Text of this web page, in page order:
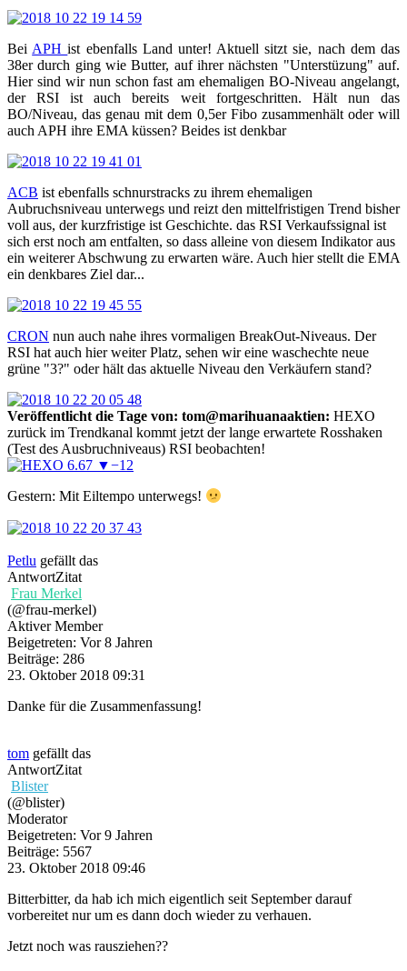
BeiAPHist ebenfalls Land unter! Aktuell sitzt sie, nach dem das
38er durch ging wie Butter, auf ihrer nächsten "Unterstüzung" auf.
Hier sind wir nun schon fast am ehemaligen BO-Niveau angelangt,
der RSI ist auch bereits weit fortgeschritten. Hält nun das
BO/Niveau, das genau mit dem 0,5er Fibo zusammenhält oder will
auch APH ihre EMA küssen? Beides ist denkbar
ACB ist ebenfalls schnurstracks zu ihrem ehemaligen
Aubruchsniveau unterwegs und reizt den mittelfristigen Trend bisher
voll aus, der kurzfristige ist Geschichte. das RSI Verkaufssignal ist
sich erst noch am entfalten, so dass alleine von diesem Indikator aus
ein weiterer Abschwung zu erwarten wäre. Auch hier stellt die EMA
ein denkbares Ziel dar...
CRON nun auch nahe ihres vormaligen BreakOut-Niveaus. Der
RSI hat auch hier weiter Platz, sehen wir eine waschechte neue
grüne "3?" oder hält das aktuelle Niveau den Verkäufern stand?
Veröffentlicht die Tage von: tom@marihuanaaktien: HEXO
zurück im Trendkanal kommt jetzt der lange erwartete Rosshaken
(Test des Ausbruchniveaus) RSI beobachten!
Gestern: Mit Eiltempo unterwegs!
Petlu gefällt das
AntwortZitat
Frau Merkel
(@frau-merkel)
Aktiver Member
Beigetreten: Vor 8 Jahren
Beiträge: 286
23. Oktober 2018 09:31
Danke für die Zusammenfassung!
tom gefällt das
AntwortZitat
Blister
(@blister)
Moderator
Beigetreten: Vor 9 Jahren
Beiträge: 5567
23. Oktober 2018 09:46
Bitterbitter, da hab ich mich eigentlich seit September darauf
vorbereitet nur um es dann doch wieder zu verhauen.
Jetzt noch was rausziehen??